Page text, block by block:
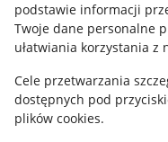
podstawie informacji
Twoje dane personalne
ułatwiania korzystania z
Cele przetwarzania
dostępnych pod
plików cookies.
Polityka plików
Ustawienia plików
Udostępnianie lokalizacji
Informacje dla Aktu o